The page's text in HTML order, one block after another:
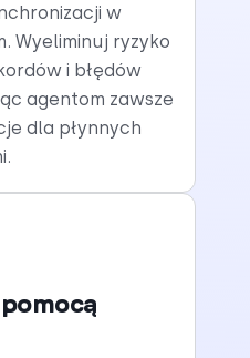
w
Wyeliminuj ryzyko
i błędów
agentom zawsze
dla płynnych